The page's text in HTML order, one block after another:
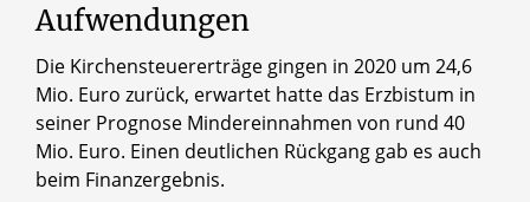
Aufwendungen
Die Kirchensteuererträge gingen in 2020 um 24,6
Mio. Euro zurück, erwartet hatte das Erzbistum in
seiner Prognose Mindereinnahmen von rund 40
Mio. Euro. Einen deutlichen Rückgang gab es auch
beim Finanzergebnis.